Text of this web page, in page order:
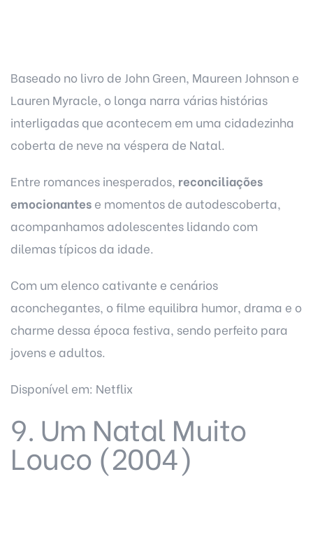
Baseado no livro de John Green, Maureen Johnson e
Lauren Myracle, o longa narra várias histórias
interligadas que acontecem em uma cidadezinha
coberta de neve na véspera de Natal.
Entre romances inesperados, reconciliações
emocionantes e momentos de autodescoberta,
acompanhamos adolescentes lidando com
dilemas típicos da idade.
Com um elenco cativante e cenários
aconchegantes, o filme equilibra humor, drama e o
charme dessa época festiva, sendo perfeito para
jovens e adultos.
Disponível em: Netflix
9. Um Natal Muito
Louco (2004)